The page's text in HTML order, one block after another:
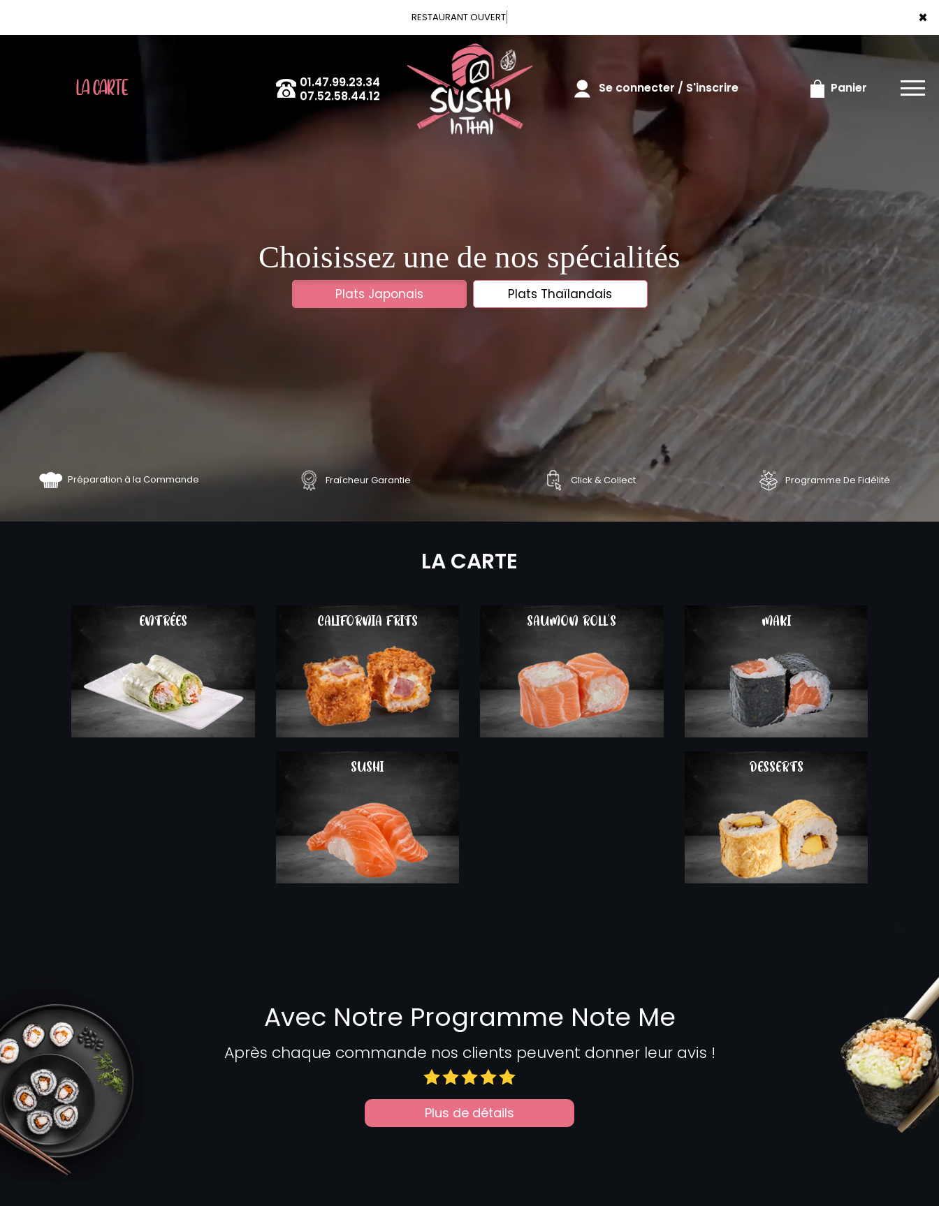
×
RESTAURANT O
LA CARTE
01.47.99.23.34
07.52.58.44.12
Se connecter / S'inscrire Panier
×
Choisissez une de nos spécialités
Plats Japonais Plats Thaïlandais
Préparation à la Commande Fraîcheur Garantie Click & Collect Programme De Fidélité
LA CARTE
ENTRÉES
COMMANDER
CALIFORNIA FRITS
COMMANDER
SAUMON ROLL'S
COMMANDER
MAKI
SUSHI
COMMANDER
DESSERTS
Avec Notre Programme Note Me
Après chaque commande nos clients peuvent donner leur avis !
Plus de détails